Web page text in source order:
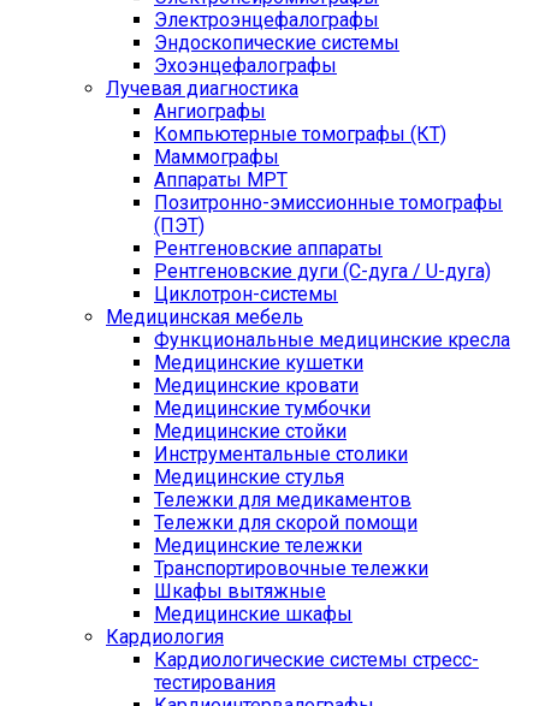
Электроэнцефалографы
Эндоскопические системы
Эхоэнцефалографы
Лучевая диагностика
Ангиографы
Компьютерные томографы (КТ)
Маммографы
Аппараты МРТ
Позитронно-эмиссионные томографы
(ПЭТ)
Рентгеновские аппараты
Рентгеновские дуги (С-дуга / U-дуга)
Циклотрон-системы
Медицинская мебель
Функциональные медицинские кресла
Медицинские кушетки
Медицинские кровати
Медицинские тумбочки
Медицинские стойки
Инструментальные столики
Медицинские стулья
Тележки для медикаментов
Тележки для скорой помощи
Медицинские тележки
Транспортировочные тележки
Шкафы вытяжные
Медицинские шкафы
Кардиология
Кардиологические системы стресс-
тестирования